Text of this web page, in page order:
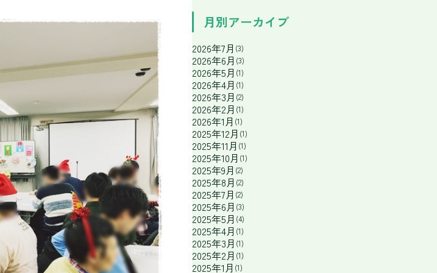
月別アーカイブ
2026年7月 (3)
2026年6月 (3)
2026年5月 (1)
2026年4月 (1)
2026年3月 (2)
2026年2月 (1)
2026年1月 (1)
2025年12月 (1)
2025年11月 (1)
2025年10月 (1)
2025年9月 (2)
2025年8月 (2)
2025年7月 (2)
2025年6月 (3)
2025年5月 (4)
2025年4月 (1)
2025年3月 (1)
2025年2月 (1)
2025年1月 (1)